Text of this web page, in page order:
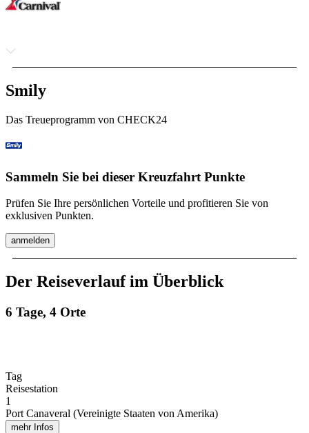
Smily
Das Treueprogramm von CHECK24
Sammeln Sie bei dieser Kreuzfahrt Punkte
Prüfen Sie Ihre persönlichen Vorteile und profitieren Sie von
exklusiven Punkten.
anmelden
Der Reiseverlauf im Überblick
6 Tage, 4 Orte
Tag
Reisestation
1
Port Canaveral (Vereinigte Staaten von Amerika)
mehr Infos